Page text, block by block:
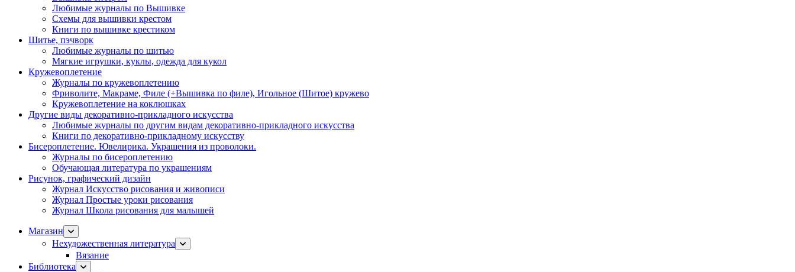
Любимые журналы по Вышивке
Схемы для вышивки крестом
Книги по вышивке крестиком
Шитье, пэчворк
Любимые журналы по шитью
Мягкие игрушки, куклы, одежда для кукол
Кружевоплетение
Журналы по кружевоплетению
Фриволите, Макраме, Филе (+Вышивка по филе), Игольное (Шитое) кружево
Кружевоплетение на коклюшках
Другие виды декоративно-прикладного искусства
Любимые журналы по другим видам декоративно-прикладного искусства
Книги по декоративно-прикладному искусству
Бисероплетение. Ювелирика. Украшения из проволоки.
Журналы по бисероплетению
Обучающая литература по украшениям
Рисунок, графический дизайн
Журнал Искусство рисования и живописи
Журнал Простые уроки рисования
Журнал Школа рисования для малышей
Магазин
Нехудожественная литература
Вязание
Библиотека